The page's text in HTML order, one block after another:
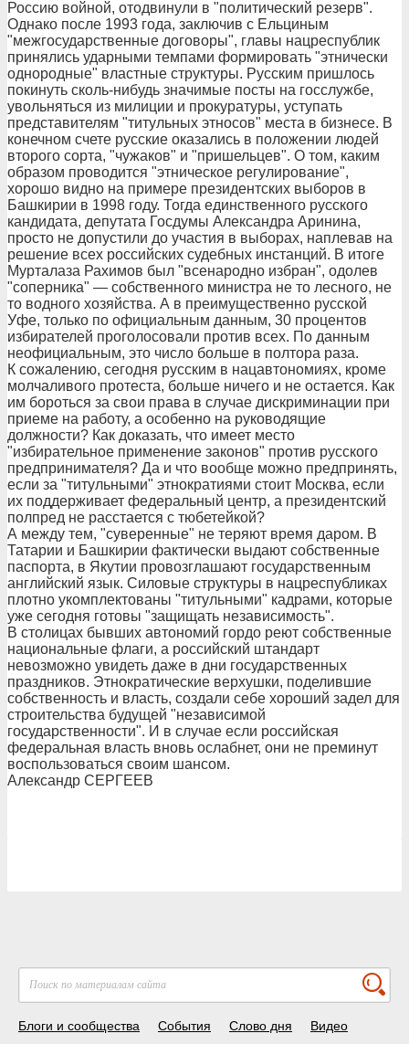
Россию войной, отодвинули в "политический резерв".
Однако после 1993 года, заключив с Ельциным
"межгосударственные договоры", главы нацреспублик
принялись ударными темпами формировать "этнически
однородные" властные структуры. Русским пришлось
покинуть сколь-нибудь значимые посты на госслужбе,
увольняться из милиции и прокуратуры, уступать
представителям "титульных этносов" места в бизнесе. В
конечном счете русские оказались в положении людей
второго сорта, "чужаков" и "пришельцев". О том, каким
образом проводится "этническое регулирование",
хорошо видно на примере президентских выборов в
Башкирии в 1998 году. Тогда единственного русского
кандидата, депутата Госдумы Александра Аринина,
просто не допустили до участия в выборах, наплевав на
решение всех российских судебных инстанций. В итоге
Мурталаза Рахимов был "всенародно избран", одолев
"соперника" — собственного министра не то лесного, не
то водного хозяйства. А в преимущественно русской
Уфе, только по официальным данным, 30 процентов
избирателей проголосовали против всех. По данным
неофициальным, это число больше в полтора раза.
К сожалению, сегодня русским в нацавтономиях, кроме
молчаливого протеста, больше ничего и не остается. Как
им бороться за свои права в случае дискриминации при
приеме на работу, а особенно на руководящие
должности? Как доказать, что имеет место
"избирательное применение законов" против русского
предпринимателя? Да и что вообще можно предпринять,
если за "титульными" этнократиями стоит Москва, если
их поддерживает федеральный центр, а президентский
полпред не расстается с тюбетейкой?
А между тем, "суверенные" не теряют время даром. В
Татарии и Башкирии фактически выдают собственные
паспорта, в Якутии провозглашают государственным
английский язык. Силовые структуры в нацреспубликах
плотно укомплектованы "титульными" кадрами, которые
уже сегодня готовы "защищать независимость".
В столицах бывших автономий гордо реют собственные
национальные флаги, а российский штандарт
невозможно увидеть даже в дни государственных
праздников. Этнократические верхушки, поделившие
собственность и власть, создали себе хороший задел для
строительства будущей "независимой
государственности". И в случае если российская
федеральная власть вновь ослабнет, они не преминут
воспользоваться своим шансом.
Александр СЕРГЕЕВ
Блоги и сообщества События Слово дня Видео